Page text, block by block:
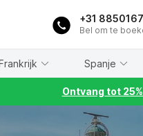
+31
Bel om te
Spanje
Ontvang tot